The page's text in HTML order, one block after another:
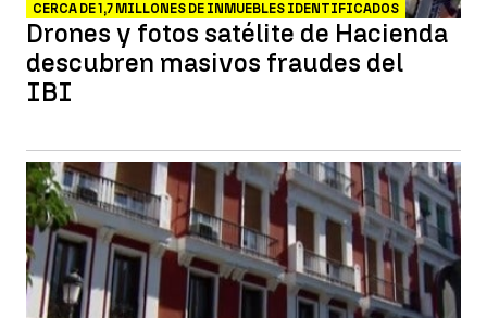
CERCA DE 1,7 MILLONES DE INMUEBLES IDENTIFICADOS
Drones y fotos satélite de Hacienda
descubren masivos fraudes del
IBI